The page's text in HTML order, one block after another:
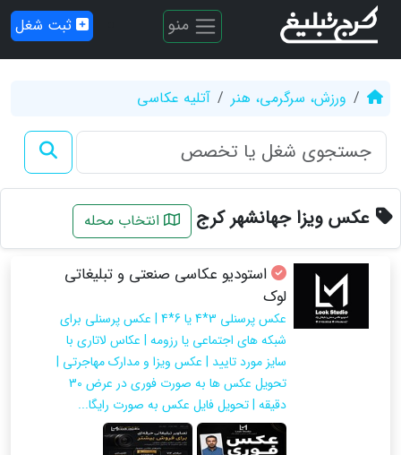
منو ثبت شغل
ورزش، سرگرمی، هنر آتلیه عکاسی
عکس ویزا جهانشهر کرج انتخاب محله
استودیو عکاسی صنعتی و تبلیغاتی
لوک
عکس پرسنلی 3*4 یا 6*4 | عکس پرسنلی برای
شبکه های اجتماعی یا رزومه | عکاس لاتاری با
سایز مورد تایید | عکس ویزا و مدارک مهاجرتی |
تحویل عکس ها به صورت فوری در عرض 30
دقیقه | تحویل فایل عکس به صورت رایگا...